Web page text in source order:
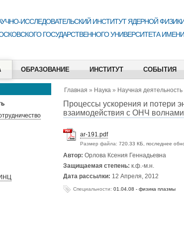
ИССЛЕДОВАТЕЛЬСКИЙ ИНСТИТУТ ЯДЕРНОЙ
ГОСУДАРСТВЕННОГО УНИВЕРСИТЕТА
ОБРАЗОВАНИЕ ИНСТИТУТ СОБЫТИЯ
Главная » Наука» Научная деятельность
Процессы ускорения и потери
взаимодействия с ОНЧ волнами
ar-191.pdf
Размер файла: 720.33 КБ, последнее
Автор: Орлова Ксения Геннадьевна
Защищаемая степень: к.ф.-м.н.
Дата рассылки: 12 Апреля, 2012
Специальности: 01.04.08 - физика плазмы